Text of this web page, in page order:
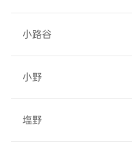
小路谷
小野
塩野